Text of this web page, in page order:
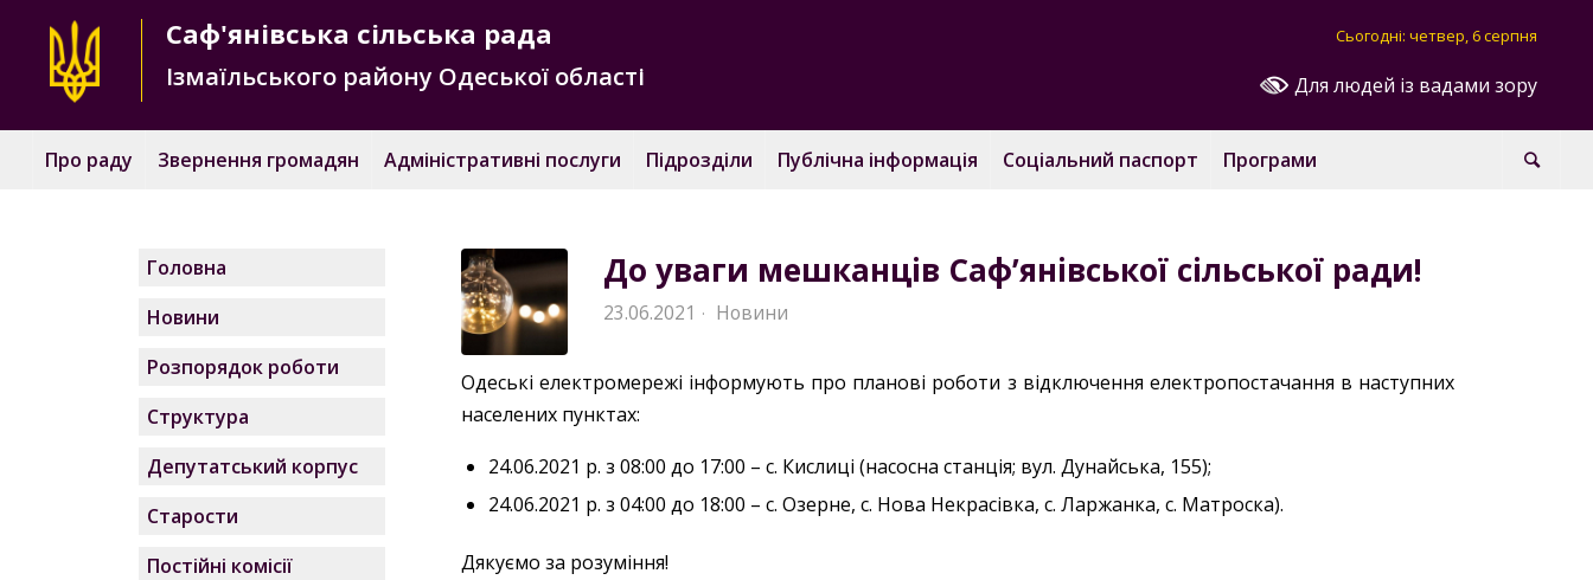
Для людей із вадами зору
Сьогодні: четвер, 6 серпня
Саф'янівська сільська рада
Ізмаїльського району Одеської області
Про раду Звернення громадян Адміністративні послуги Підрозділи Публічна інформація Соціальний паспорт Програми
До уваги мешканців Саф’янівської сільської ради!
23.06.2021 · Новини
Одеські електромережі інформують про планові роботи з відключення електропостачання в наступних
населених пунктах:
24.06.2021 р. з 08:00 до 17:00 – с. Кислиці (насосна станція; вул. Дунайська, 155);
24.06.2021 р. з 04:00 до 18:00 – с. Озерне, с. Нова Некрасівка, с. Ларжанка, с. Матроска).
Дякуємо за розуміння!
Головна
Новини
Розпорядок роботи
Структура
Депутатський корпус
Старости
Постійні комісії